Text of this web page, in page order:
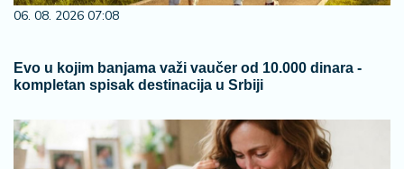
06. 08. 2026 07:08
Evo u kojim banjama važi vaučer od 10.000 dinara -
kompletan spisak destinacija u Srbiji